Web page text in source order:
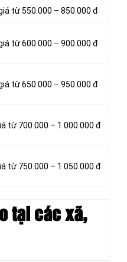
từ 550.000 – 850.000 đ
từ 600.000 – 900.000 đ
từ 650.000 – 950.000 đ
từ 700.000 – 1.000.000 đ
từ 750.000 – 1.050.000 đ
tại các xã,